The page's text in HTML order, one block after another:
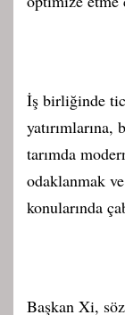
İş birliğinde
yatırımlarına,
tarımda
odaklanmak
konularında
Başkan Xi,